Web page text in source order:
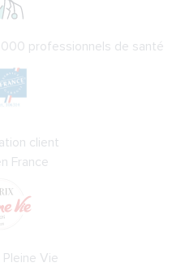
professionnels de santé
client
France
Vie